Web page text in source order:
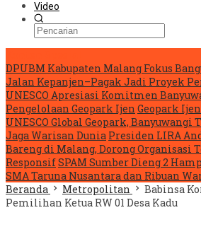
Video
DPUBM Kabupaten Malang Fokus
Jalan Kepanjen–Pagak Jadi Proyek
UNESCO Apresiasi Komitmen
Pengelolaan Geopark Ijen Geopark
UNESCO Global Geopark,
Jaga Warisan Dunia Presiden LIRA
Bareng di Malang, Dorong Organisasi
ResponsifSPAM Sumber Dieng 2
SMA Taruna Nusantara dan Ribuan
Beranda
Metropolitan
Babinsa
Pemilihan Ketua RW 01 Desa Kadu